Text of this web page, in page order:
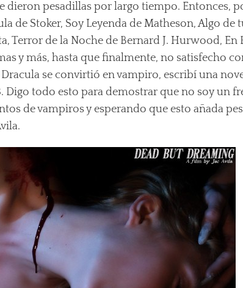
dieron pesadillas por largo tiempo. Entonces,
de Stoker, Soy Leyenda de Matheson, Algo de
Terror de la Noche de Bernard J. Hurwood, En
y más, hasta que finalmente, no satisfecho
se convirtió en vampiro, escribí una
Digo todo esto para demostrar que no soy un
de vampiros y esperando que esto añada